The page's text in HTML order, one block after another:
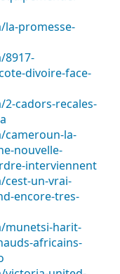
promesse-
divoire-face-
cadors-recales-
la-
nouvelle-
interviennent
un-vrai-
encore-tres-
munetsi-harit-
africains-